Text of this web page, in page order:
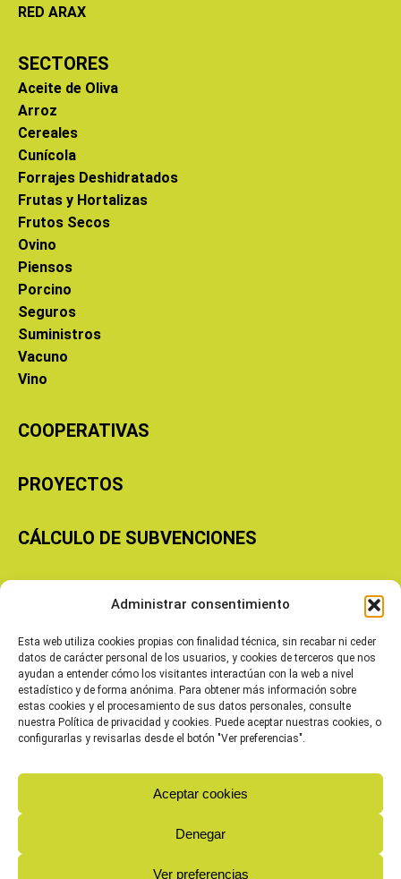
Administrar consentimiento
Esta web utiliza cookies propias con finalidad técnica, sin recabar ni ceder
datos de carácter personal de los usuarios, y cookies de terceros que nos
ayudan a entender cómo los visitantes interactúan con la web a nivel
estadístico y de forma anónima. Para obtener más información sobre
estas cookies y el procesamiento de sus datos personales, consulte
nuestra Política de privacidad y cookies. Puede aceptar nuestras cookies, o
configurarlas y revisarlas desde el botón "Ver preferencias".
Aceptar cookies
Denegar
Ver preferencias
RED ARAX
SECTORES
Aceite de Oliva
Arroz
Cereales
Cunícola
Forrajes Deshidratados
Frutas y Hortalizas
Frutos Secos
Ovino
Piensos
Porcino
Seguros
Suministros
Vacuno
Vino
COOPERATIVAS
PROYECTOS
CÁLCULO DE SUBVENCIONES